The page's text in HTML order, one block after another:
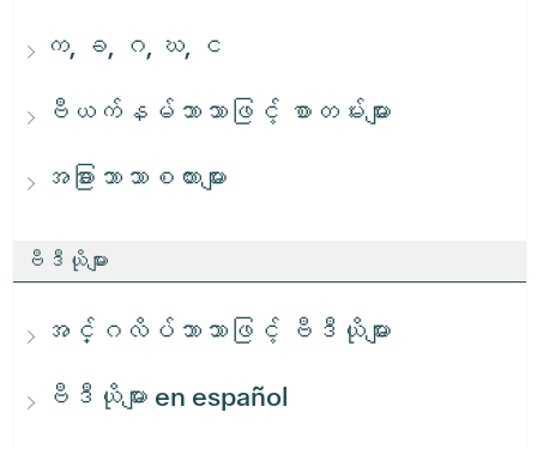
က, ခ, ဂ, ဃ, င
ဗီယက်နမ်ဘာသာဖြင့် စာတမ်းများ
အခြားဘာသာစကားများ
ဗီဒီယိုများ
အင်္ဂလိပ်ဘာသာဖြင့် ဗီဒီယိုများ
ဗီဒီယိုများ en español